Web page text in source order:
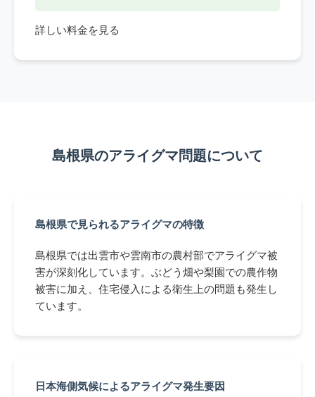
詳しい料金を見る
島根県のアライグマ問題について
島根県で見られるアライグマの特徴
島根県では出雲市や雲南市の農村部でアライグマ被
害が深刻化しています。ぶどう畑や梨園での農作物
被害に加え、住宅侵入による衛生上の問題も発生し
ています。
日本海側気候によるアライグマ発生要因